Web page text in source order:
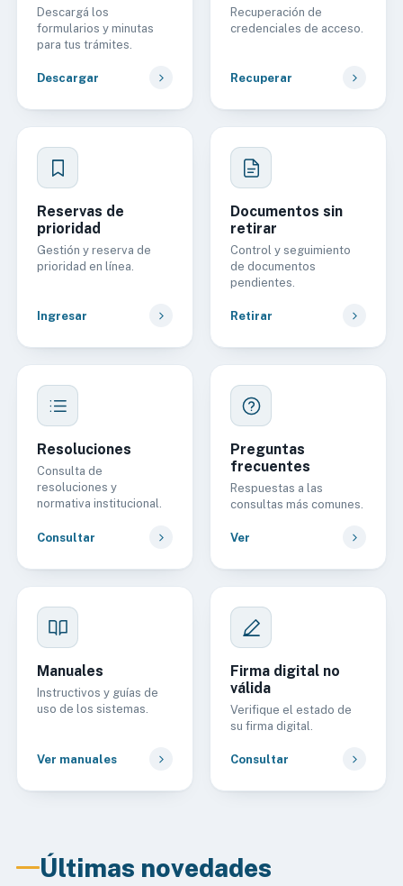
Descargá los
formularios y minutas
para tus trámites.
Descargar
Recuperación de
credenciales de acceso.
Recuperar
Reservas de
prioridad
Gestión y reserva de
prioridad en línea.
Ingresar
Documentos sin
retirar
Control y seguimiento
de documentos
pendientes.
Retirar
Resoluciones
Consulta de
resoluciones y
normativa institucional.
Consultar
Preguntas
frecuentes
Respuestas a las
consultas más comunes.
Ver
Manuales
Instructivos y guías de
uso de los sistemas.
Ver manuales
Firma digital no
válida
Verifique el estado de
su firma digital.
Consultar
Últimas novedades